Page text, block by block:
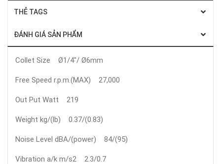
THẺ TAGS
ĐÁNH GIÁ SẢN PHẨM
Collet Size Ø1/4"/ Ø6mm
Free Speed r.p.m.(MAX) 27,000
Out Put Watt 219
Weight kg/(lb) 0.37/(0.83)
Noise Level dBA/(power) 84/(95)
Vibration a/k m/s2 2.3/0.7